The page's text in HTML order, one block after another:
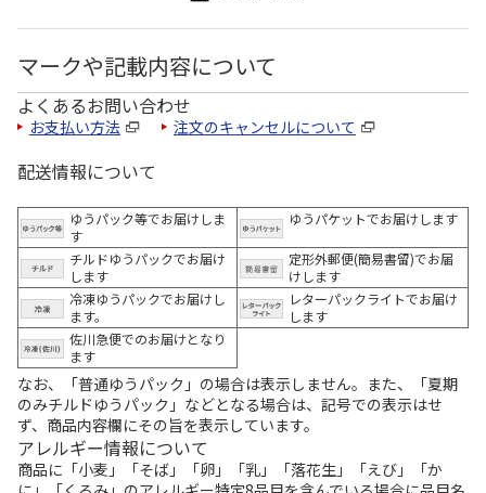
マークや記載内容について
よくあるお問い合わせ
お支払い方法 注文のキャンセルについて
配送情報について
ゆうパック等でお届けしま
す
ゆうパケットでお届けします
チルドゆうパックでお届け
します
定形外郵便(簡易書留)でお届
けします
冷凍ゆうパックでお届けし
ます。
レターパックライトでお届け
します
佐川急便でのお届けとなり
ます
なお、「普通ゆうパック」の場合は表示しません。また、「夏期
のみチルドゆうパック」などとなる場合は、記号での表示はせ
ず、商品内容欄にその旨を表示しています。
アレルギー情報について
商品に「小麦」「そば」「卵」「乳」「落花生」「えび」「か